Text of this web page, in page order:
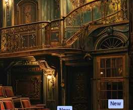
Produtos
Spaces
Assistente de IA
Gerador de
imagens
Gerador de vídeos
Texto para voz
Conteúdo de stock
MCP para
Começar
Academy
Documentação
Atendimento
Termos e
condições
Política de
privacidade
Originais
New